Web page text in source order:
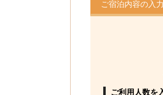
【愛犬同伴専用客室】
ートルーム『紅富士』
ご宿泊内容の入力
ご利用人数を